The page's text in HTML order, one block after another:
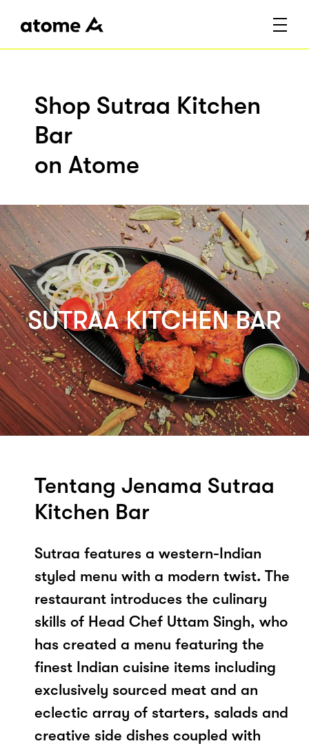
Shop Sutraa Kitchen
Bar
on Atome
Tentang Jenama Sutraa
Kitchen Bar
Sutraa features a western-Indian
styled menu with a modern twist. The
restaurant introduces the culinary
skills of Head Chef Uttam Singh, who
has created a menu featuring the
finest Indian cuisine items including
exclusively sourced meat and an
eclectic array of starters, salads and
creative side dishes coupled with